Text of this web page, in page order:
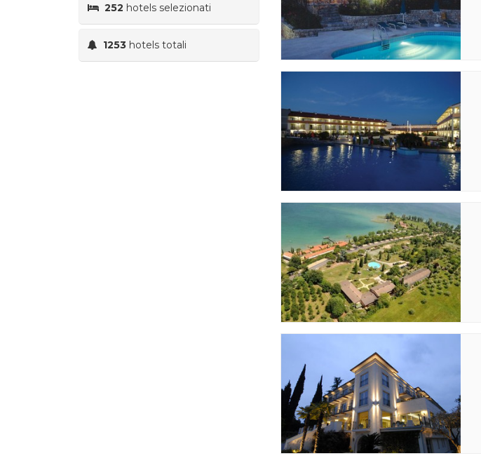
252 hotels selezionati
1253 hotels totali